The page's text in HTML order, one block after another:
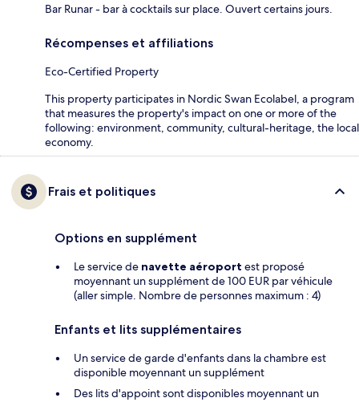
Bar Runar - bar à cocktails sur place. Ouvert certains jours.
Récompenses et affiliations
Eco-Certified Property
This property participates in Nordic Swan Ecolabel, a program
that measures the property's impact on one or more of the
following: environment, community, cultural-heritage, the local
economy.
Frais et politiques
Options en supplément
Le service de navette aéroport est proposé
moyennant un supplément de 100 EUR par véhicule
(aller simple. Nombre de personnes maximum : 4)
Enfants et lits supplémentaires
Un service de garde d'enfants dans la chambre est
disponible moyennant un supplément
Des lits d'appoint sont disponibles moyennant un